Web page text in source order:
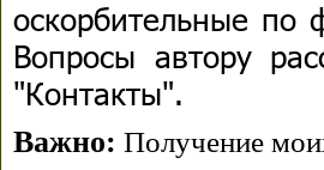
оскорбительные
Вопросы автору
"Контакты".
Важно: Получение